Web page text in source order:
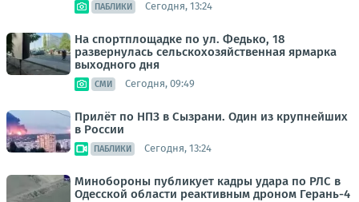
ПАБЛИКИ Сегодня, 13:24
На спортплощадке по ул. Федько, 18
развернулась сельскохозяйственная ярмарка
выходного дня
СМИ Сегодня, 09:49
Прилёт по НПЗ в Сызрани. Один из крупнейших
в России
ПАБЛИКИ Сегодня, 13:24
Минобороны публикует кадры удара по РЛС в
Одесской области реактивным дроном Герань-4